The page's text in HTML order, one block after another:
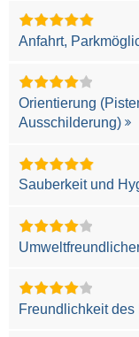
Anfahrt,
Orientierung
Ausschilderung)
Sauberkeit und
Freundlichkeit des